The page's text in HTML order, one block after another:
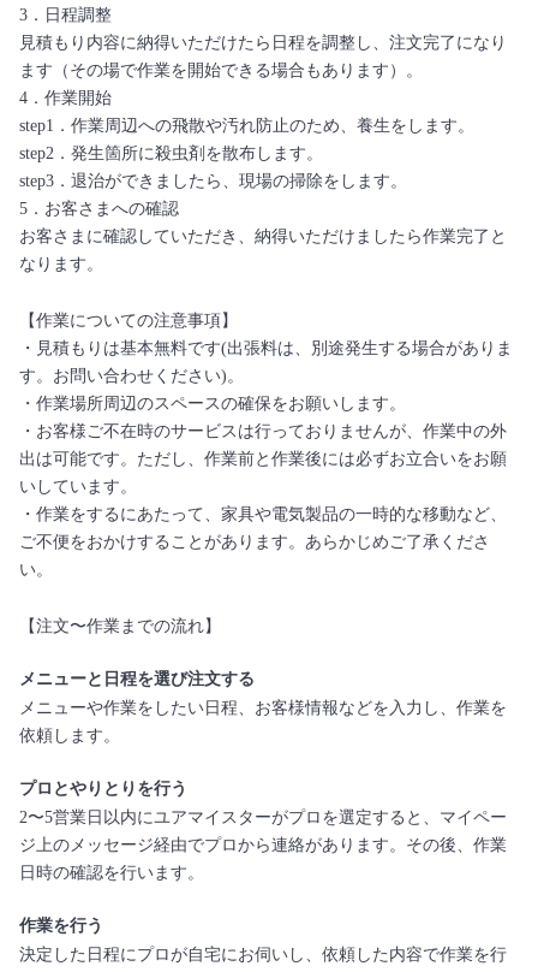
3．日程調整
見積もり内容に納得いただけたら日程を調整し、注文完了になり
ます（その場で作業を開始できる場合もあります）。
4．作業開始
step1．作業周辺への飛散や汚れ防止のため、養生をします。
step2．発生箇所に殺虫剤を散布します。
step3．退治ができましたら、現場の掃除をします。
5．お客さまへの確認
お客さまに確認していただき、納得いただけましたら作業完了と
なります。
【作業についての注意事項】
・見積もりは基本無料です(出張料は、別途発生する場合がありま
す。お問い合わせください)。
・作業場所周辺のスペースの確保をお願いします。
・お客様ご不在時のサービスは行っておりませんが、作業中の外
出は可能です。ただし、作業前と作業後には必ずお立合いをお願
いしています。
・作業をするにあたって、家具や電気製品の一時的な移動など、
ご不便をおかけすることがあります。あらかじめご了承くださ
い。
【注文〜作業までの流れ】
メニューと日程を選び注文する
メニューや作業をしたい日程、お客様情報などを入力し、作業を
依頼します。
プロとやりとりを行う
2〜5営業日以内にユアマイスターがプロを選定すると、マイペー
ジ上のメッセージ経由でプロから連絡があります。その後、作業
日時の確認を行います。
作業を行う
決定した日程にプロが自宅にお伺いし、依頼した内容で作業を行